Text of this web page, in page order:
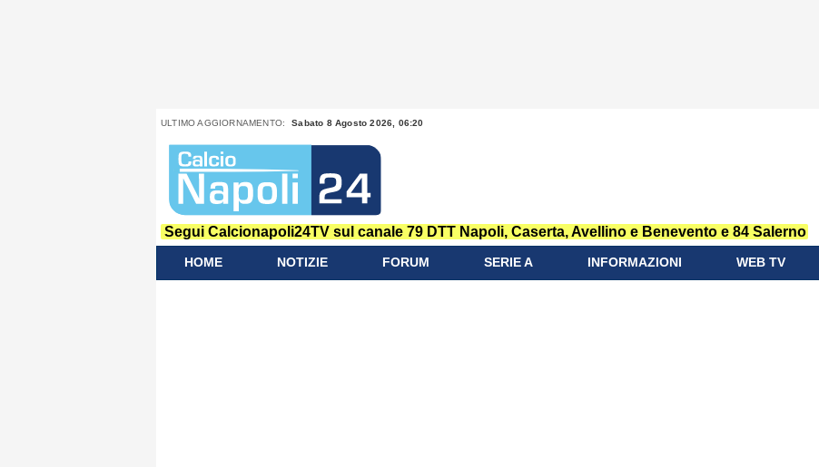
ULTIMO AGGIORNAMENTO: Sabato 8 Agosto 2026, 06:20
Segui Calcionapoli24TV sul canale 79 DTT Napoli, Caserta, Avellino e Benevento e 84 Salerno
HOME NOTIZIE FORUM SERIE A INFORMAZIONI WEB TV